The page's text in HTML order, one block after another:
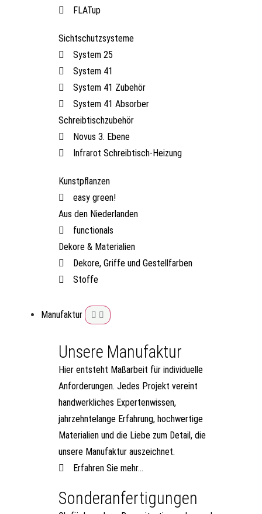
FLATup
Sichtschutzsysteme
System 25
System 41
System 41 Zubehör
System 41 Absorber
Schreibtischzubehör
Novus 3. Ebene
Infrarot Schreibtisch-Heizung
Kunstpflanzen
easy green!
Aus den Niederlanden
functionals
Dekore & Materialien
Dekore, Griffe und Gestellfarben
Stoffe
Manufaktur
Unsere Manufaktur
Hier entsteht Maßarbeit für individuelle
Anforderungen. Jedes Projekt vereint
handwerkliches Expertenwissen,
jahrzehntelange Erfahrung, hochwertige
Materialien und die Liebe zum Detail, die
unsere Manufaktur auszeichnet.
Erfahren Sie mehr...
Sonderanfertigungen